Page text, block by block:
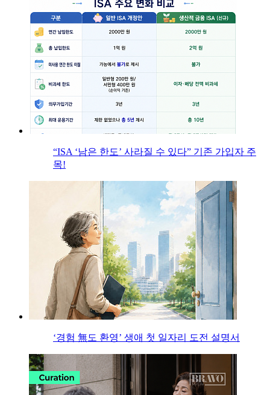
“ISA ‘남은 한도’ 사라질 수 있다” 기존 가입자 주
목!
‘경험 無도 환영’ 생애 첫 일자리 도전 설명서